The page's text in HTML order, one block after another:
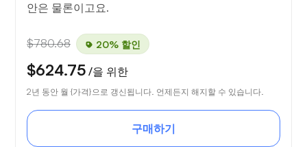
안은 물론이고요.
$780.68 20% 할인
$624.75 /을 위한
2년 동안 월 {가격}으로 갱신됩니다. 언제든지 해지할 수 있습니다.
구매하기